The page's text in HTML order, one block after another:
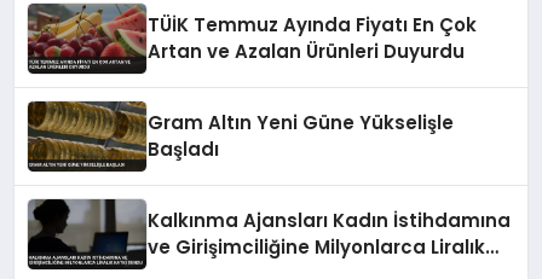
TÜİK Temmuz Ayında Fiyatı En Çok
Artan ve Azalan Ürünleri Duyurdu
Gram Altın Yeni Güne Yükselişle
Başladı
Kalkınma Ajansları Kadın İstihdamına
ve Girişimciliğine Milyonlarca Liralık